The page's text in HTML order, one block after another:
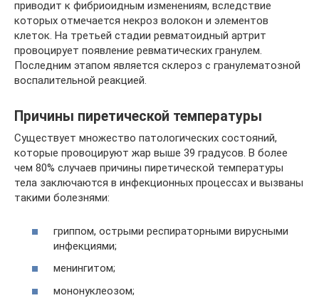
приводит к фибриоидным изменениям, вследствие
которых отмечается некроз волокон и элементов
клеток. На третьей стадии ревматоидный артрит
провоцирует появление ревматических гранулем.
Последним этапом является склероз с гранулематозной
воспалительной реакцией.
Причины пиретической температуры
Существует множество патологических состояний,
которые провоцируют жар выше 39 градусов. В более
чем 80% случаев причины пиретической температуры
тела заключаются в инфекционных процессах и вызваны
такими болезнями:
гриппом, острыми респираторными вирусными
инфекциями;
менингитом;
мононуклеозом;